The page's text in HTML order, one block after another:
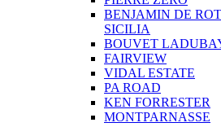
BENJAMIN DE
SICILIA
BOUVET
FAIRVIEW
VIDAL ESTATE
PA ROAD
KEN FORRESTER
MONTPARNASSE